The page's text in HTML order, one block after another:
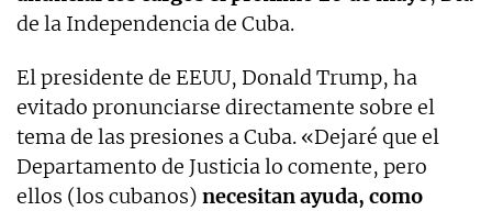
de la Independencia de Cuba.
El presidente de EEUU, Donald Trump, ha
evitado pronunciarse directamente sobre el
tema de las presiones a Cuba. «Dejaré que el
Departamento de Justicia lo comente, pero
ellos (los cubanos) necesitan ayuda, como